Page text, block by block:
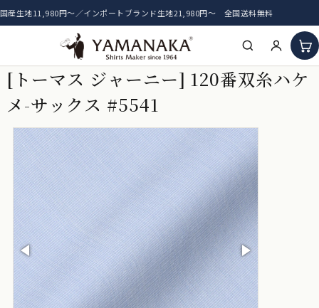
国産生地11,980円〜／インポートブランド生地21,980円〜 全国送料無料
HOME
新着生地
おすすめ生地
[トーマス ジャーニー] 120番双糸ハケ
メ-サックス #5541